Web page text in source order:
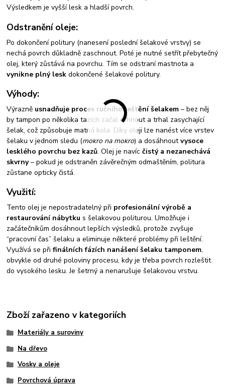
Výsledkem je vyšší lesk a hladší povrch.
Odstranění oleje:
Po dokončení politury (nanesení poslední šelakové vrstvy) se
nechá povrch důkladně zaschnout. Poté je nutné setřít přebytečný
olej, který zůstává na povrchu. Tím se odstraní mastnota a
vynikne plný lesk dokončené šelakové politury.
Výhody:
Výrazně usnadňuje proces ručního leštění šelakem – bez něj
by tampon po několika tazích začal drhnout a trhal zasychající
šelak, což způsobuje matná kola. Díky oleji lze nanést více vrstev
šelaku v jednom sledu (mokro na mokro) a dosáhnoutvysoce
lesklého povrchu bez kazů. Olej je navícčistý a nezanechává
skvrny– pokud je odstraněn závěrečným odmaštěním, politura
zůstane opticky čistá.
Využití:
Tento olej je nepostradatelný při profesionální výrobě a
restaurování nábytku s šelakovou politurou. Umožňuje i
začátečníkům dosáhnout lepších výsledků, protože zvyšuje
“pracovní čas” šelaku a eliminuje některé problémy při leštění.
Využívá se přifinálních fázích nanášení šelaku tamponem,
obvykle od druhé poloviny procesu, kdy je třeba povrch rozleštit
do vysokého lesku. Je šetrný a nenarušuje šelakovou vrstvu.
Zboží zařazeno v kategoriích
Materiály a suroviny
Na dřevo
Vosky a oleje
Povrchová úprava